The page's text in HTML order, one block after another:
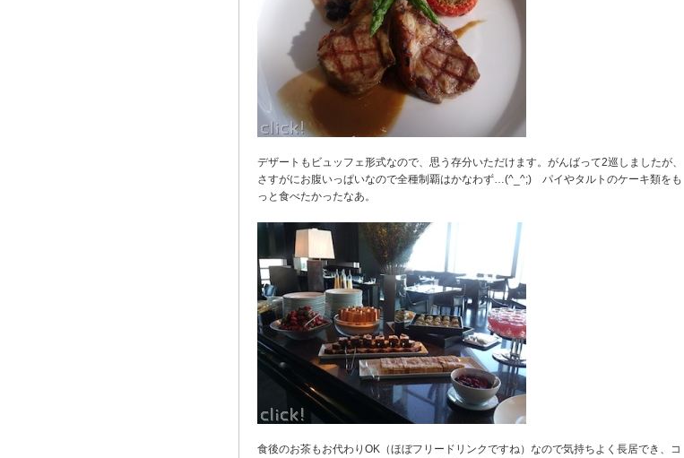
デザートもビュッフェ形式なので、思う存分いただけます。がんばって2巡しましたが、
さすがにお腹いっぱいなので全種制覇はかなわず…(^_^;) パイやタルトのケーキ類をも
っと食べたかったなあ。
食後のお茶もお代わりOK（ほぼフリードリンクですね）なので気持ちよく長居でき、コ